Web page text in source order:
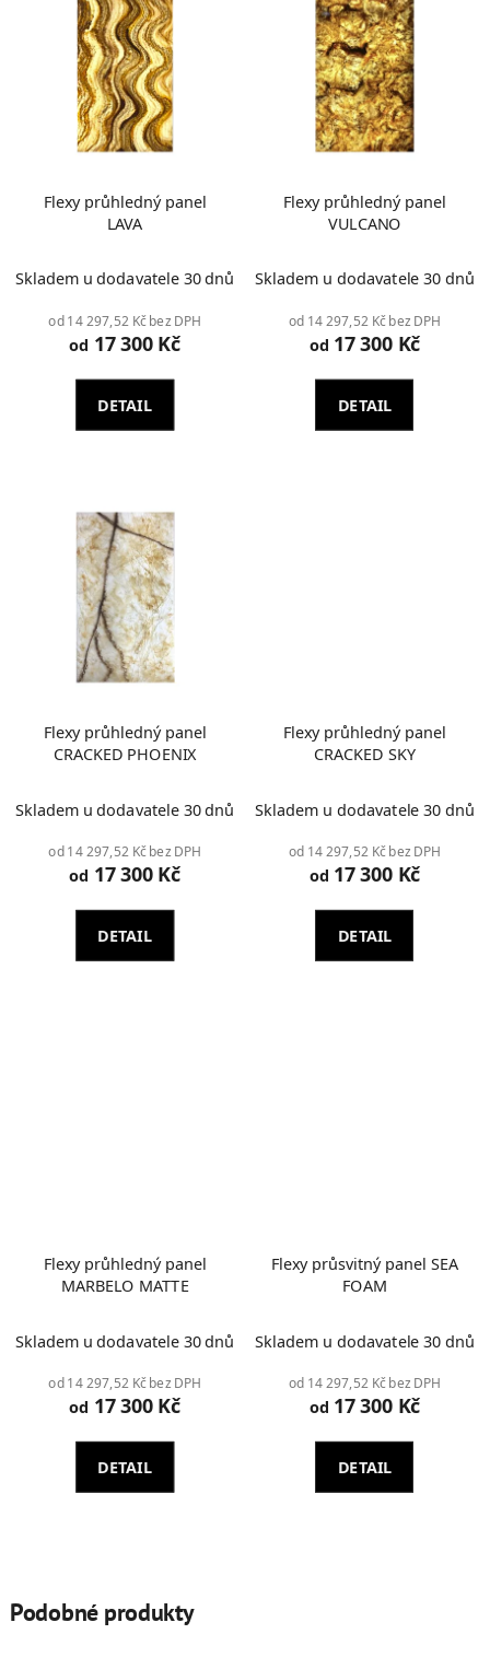
Flexy průhledný panel
LAVA
Skladem u dodavatele 30 dnů
od 14 297,52 Kč bez DPH
od 17 300 Kč
DETAIL
Flexy průhledný panel
VULCANO
hodnocení
produktu
je
Skladem u dodavatele 30 dnů
od 14 297,52 Kč bez DPH
od 17 300 Kč
DETAIL
Flexy průhledný panel
CRACKED PHOENIX
Skladem u dodavatele 30 dnů
od 14 297,52 Kč bez DPH
od 17 300 Kč
DETAIL
Flexy průhledný panel
CRACKED SKY
Skladem u dodavatele 30 dnů
od 14 297,52 Kč bez DPH
od 17 300 Kč
DETAIL
Flexy průhledný panel
MARBELO MATTE
Skladem u dodavatele 30 dnů
od 14 297,52 Kč bez DPH
od 17 300 Kč
DETAIL
Flexy průsvitný panel SEA
FOAM
Skladem u dodavatele 30 dnů
od 14 297,52 Kč bez DPH
od 17 300 Kč
DETAIL
Podobné produkty